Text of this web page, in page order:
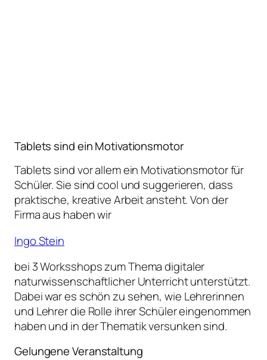
Tablets sind ein Motivationsmotor
Tablets sind vor allem ein Motivationsmotor für
Schüler. Sie sind cool und suggerieren, dass
praktische, kreative Arbeit ansteht. Von der
Firma aus haben wir
Ingo Stein
bei 3 Worksshops zum Thema digitaler
naturwissenschaftlicher Unterricht unterstützt.
Dabei war es schön zu sehen, wie Lehrerinnen
und Lehrer die Rolle ihrer Schüler eingenommen
haben und in der Thematik versunken sind.
Gelungene Veranstaltung